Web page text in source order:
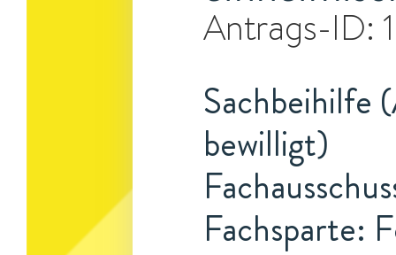
Antrags-ID:
Sachbeihilfe
bewilligt)
Fachsparte: